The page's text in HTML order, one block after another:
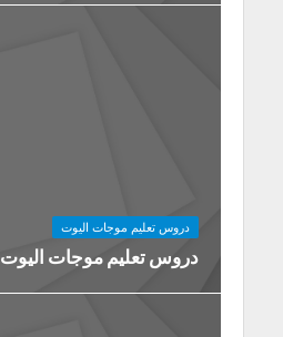
دروس تعليم موجات اليوت
دروس تعليم موجات اليوت 3